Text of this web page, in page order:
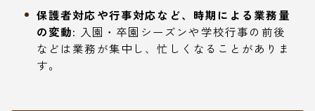
保護者対応や行事対応など、時期による業務量
の変動: 入園・卒園シーズンや学校行事の前後
などは業務が集中し、忙しくなることがありま
す。